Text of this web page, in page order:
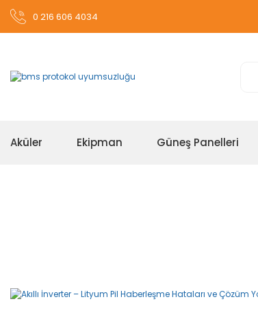
0 216 606 4034
Aküler Ekipman Güneş Panelleri